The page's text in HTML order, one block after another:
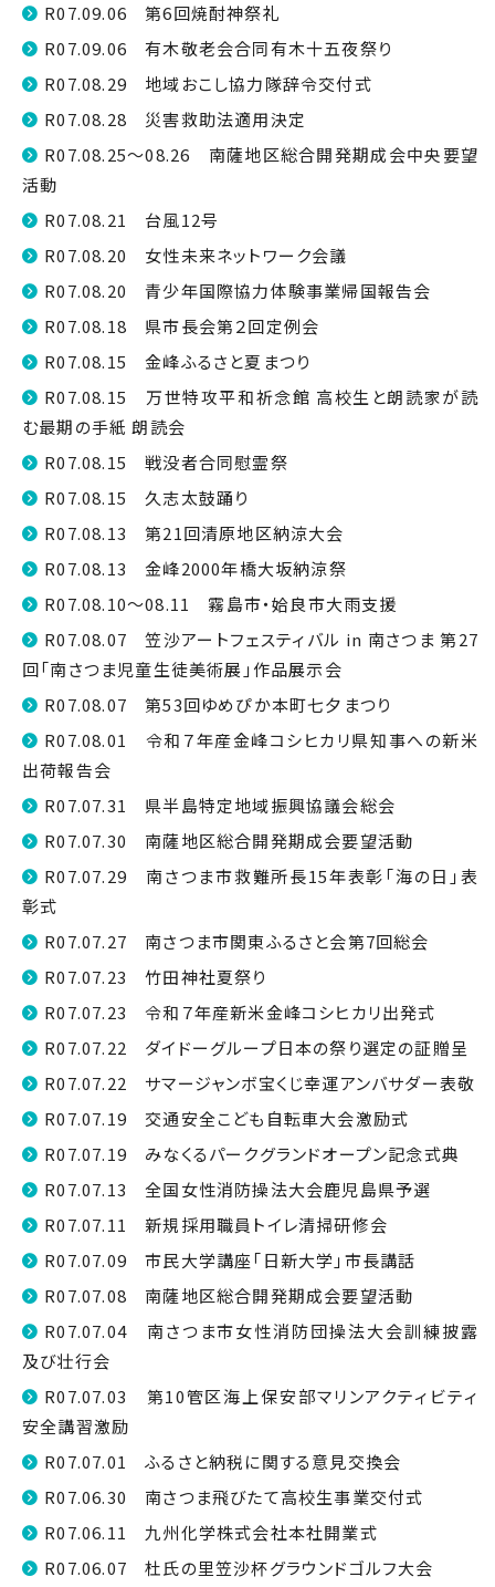
R07.09.06 第6回焼酎神祭礼
R07.09.06 有木敬老会合同有木十五夜祭り
R07.08.29 地域おこし協力隊辞令交付式
R07.08.28 災害救助法適用決定
R07.08.25～08.26 南薩地区総合開発期成会中央要望
活動
R07.08.21 台風12号
R07.08.20 女性未来ネットワーク会議
R07.08.20 青少年国際協力体験事業帰国報告会
R07.08.18 県市長会第２回定例会
R07.08.15 金峰ふるさと夏まつり
R07.08.15 万世特攻平和祈念館 高校生と朗読家が読
む最期の手紙 朗読会
R07.08.15 戦没者合同慰霊祭
R07.08.15 久志太鼓踊り
R07.08.13 第21回清原地区納涼大会
R07.08.13 金峰2000年橋大坂納涼祭
R07.08.10～08.11 霧島市・姶良市大雨支援
R07.08.07 笠沙アートフェスティバル in 南さつま 第27
回「南さつま児童生徒美術展」作品展示会
R07.08.07 第53回ゆめぴか本町七夕まつり
R07.08.01 令和７年産金峰コシヒカリ県知事への新米
出荷報告会
R07.07.31 県半島特定地域振興協議会総会
R07.07.30 南薩地区総合開発期成会要望活動
R07.07.29 南さつま市救難所長15年表彰「海の日」表
彰式
R07.07.27 南さつま市関東ふるさと会第7回総会
R07.07.23 竹田神社夏祭り
R07.07.23 令和７年産新米金峰コシヒカリ出発式
R07.07.22 ダイドーグループ日本の祭り選定の証贈呈
R07.07.22 サマージャンボ宝くじ幸運アンバサダー表敬
R07.07.19 交通安全こども自転車大会激励式
R07.07.19 みなくるパークグランドオープン記念式典
R07.07.13 全国女性消防操法大会鹿児島県予選
R07.07.11 新規採用職員トイレ清掃研修会
R07.07.09 市民大学講座「日新大学」市長講話
R07.07.08 南薩地区総合開発期成会要望活動
R07.07.04 南さつま市女性消防団操法大会訓練披露
及び壮行会
R07.07.03 第10管区海上保安部マリンアクティビティ
安全講習激励
R07.07.01 ふるさと納税に関する意見交換会
R07.06.30 南さつま飛びたて高校生事業交付式
R07.06.11 九州化学株式会社本社開業式
R07.06.07 杜氏の里笠沙杯グラウンドゴルフ大会